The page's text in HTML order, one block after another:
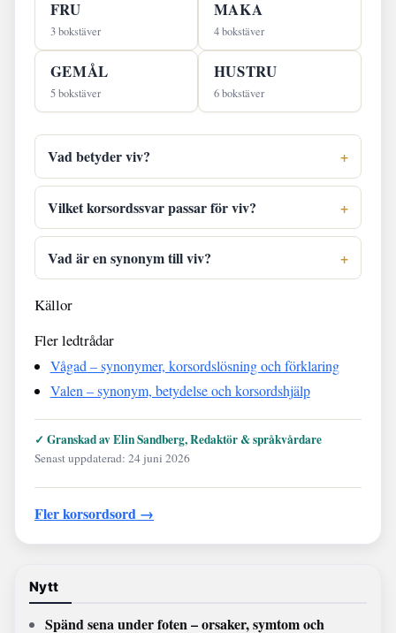
FRU
3 bokstäver
MAKA
4 bokstäver
GEMÅL
5 bokstäver
HUSTRU
6 bokstäver
Vad betyder viv?
Vilket korsordssvar passar för viv?
Vad är en synonym till viv?
Källor
Fler ledtrådar
Vågad – synonymer, korsordslösning och förklaring
Valen – synonym, betydelse och korsordshjälp
✓ Granskad av Elin Sandberg, Redaktör & språkvårdare
Senast uppdaterad: 24 juni 2026
Fler korsordsord →
Nytt
Spänd sena under foten – orsaker, symtom och